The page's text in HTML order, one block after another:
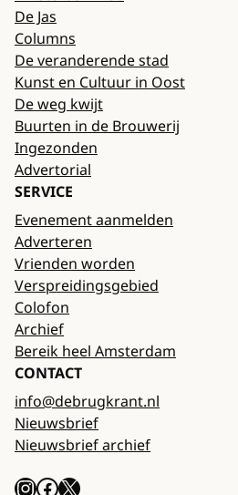
De Jas
Columns
De veranderende stad
Kunst en Cultuur in Oost
De weg kwijt
Buurten in de Brouwerij
Ingezonden
Advertorial
SERVICE
Evenement aanmelden
Adverteren
Vrienden worden
Verspreidingsgebied
Colofon
Archief
Bereik heel Amsterdam
CONTACT
info@debrugkrant.nl
Nieuwsbrief
Nieuwsbrief archief
InstagramFacebook X